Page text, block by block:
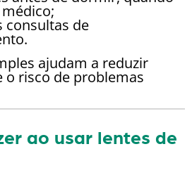
consultas de
ajudam a reduzir
risco de problemas
ao usar lentes de